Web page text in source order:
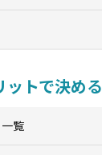
トで決める
覧